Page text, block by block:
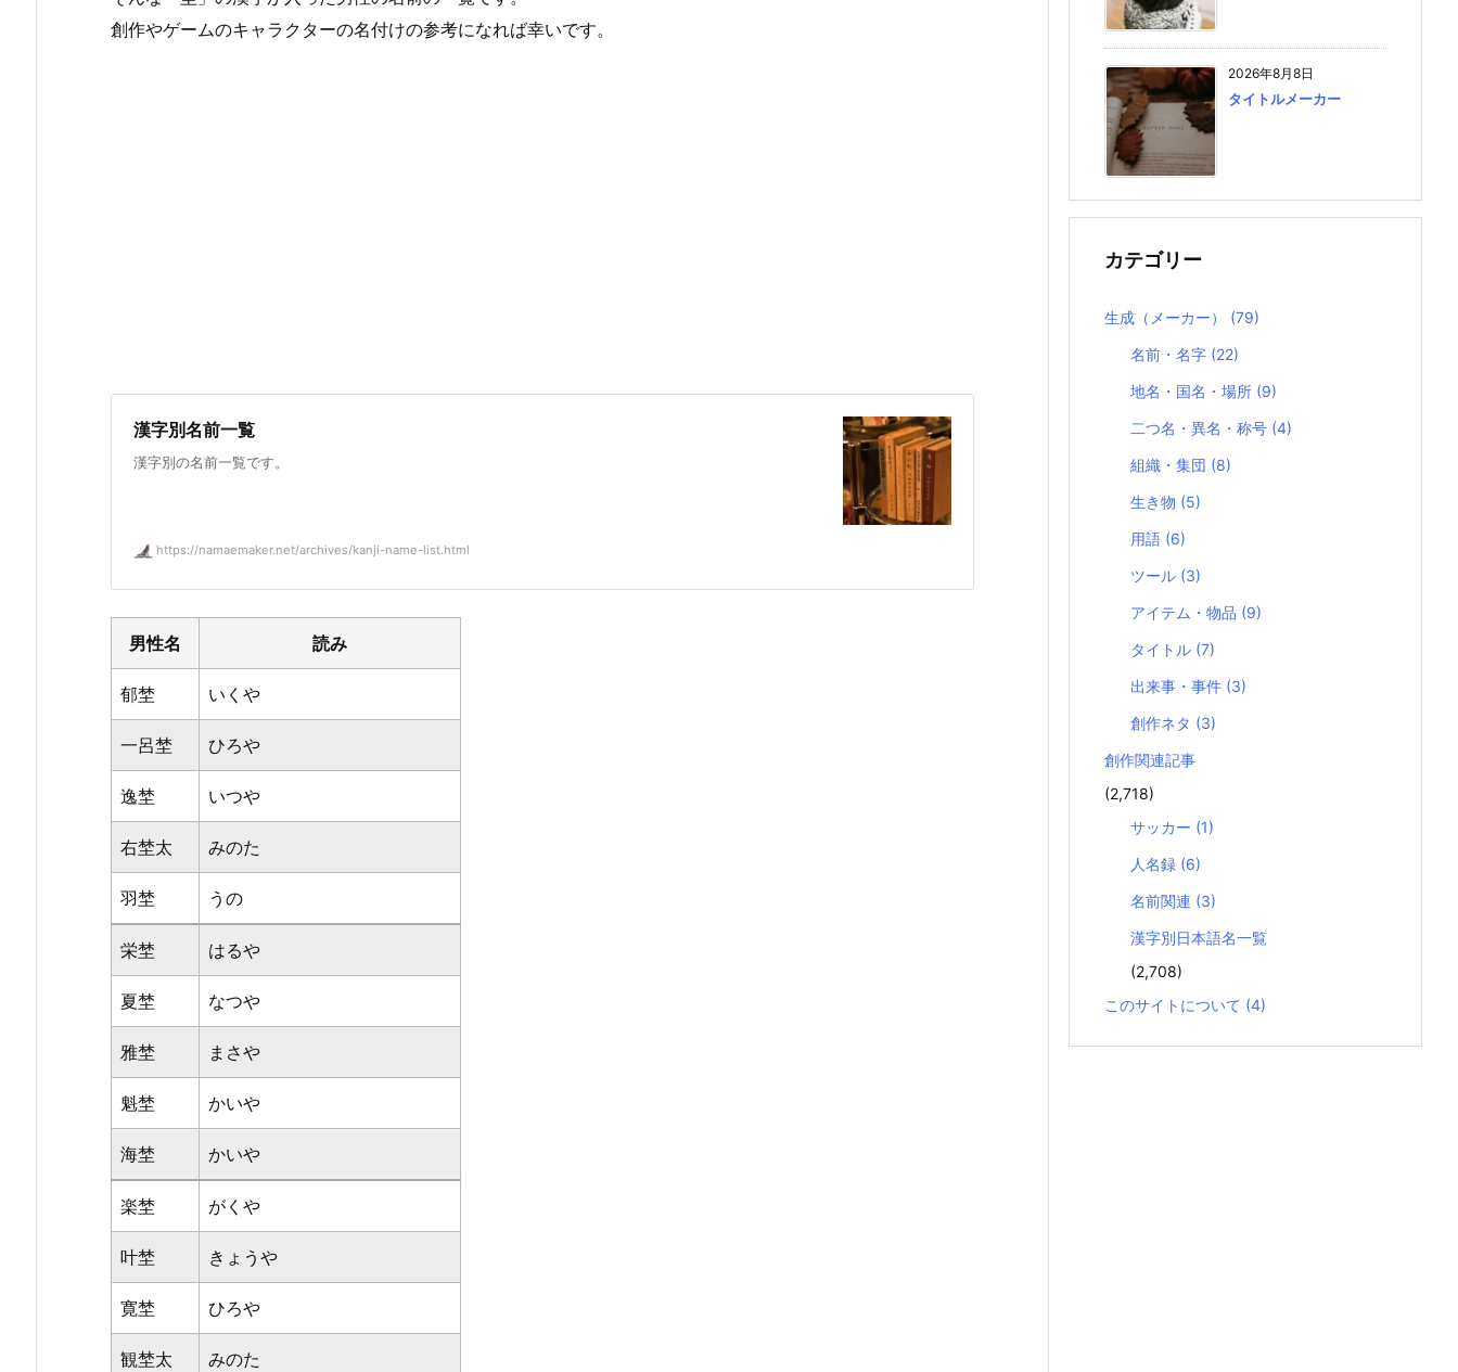
創作やゲームのキャラクターの名付けの参考になれば幸いです。
漢字別名前一覧
漢字別の名前一覧です。
https://namaemaker.net/archives/kanji-name-list.html
男性名 読み
郁埜 いくや
一呂埜 ひろや
逸埜 いつや
右埜太 みのた
羽埜 うの
栄埜 はるや
夏埜 なつや
雅埜 まさや
魁埜 かいや
海埜 かいや
楽埜 がくや
叶埜 きょうや
寛埜 ひろや
観埜太 みのた
2026年8月8日
タイトルメーカー
カテゴリー
生成（メーカー） (79)
名前・名字 (22)
地名・国名・場所 (9)
二つ名・異名・称号 (4)
組織・集団 (8)
生き物 (5)
用語 (6)
ツール (3)
アイテム・物品 (9)
タイトル (7)
出来事・事件 (3)
創作ネタ (3)
創作関連記事
(2,718)
サッカー (1)
人名録 (6)
名前関連 (3)
漢字別日本語名一覧
(2,708)
このサイトについて (4)